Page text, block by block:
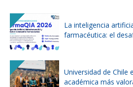
La inteligencia
farmacéutica: el
Universidad de Chile
académica más